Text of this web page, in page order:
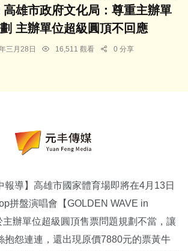
雄市政府文化局：尊重主辦單
主辦單位超級圓頂不回應
三月28日 16,511 觀看 0 分享
報導】高雄市國家體育場即將在4月13日
拼盤演唱會【GOLDEN WAVE in
主辦單位超級圓頂售票問題規劃不當，讓
抱怨連連，還出現原價7880元的票黃牛